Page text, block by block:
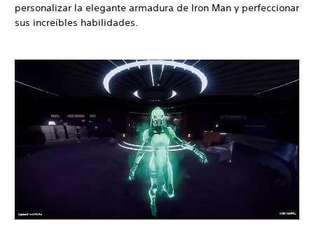
personalizar la elegante armadura de Iron Man y perfeccionar
sus increíbles habilidades.